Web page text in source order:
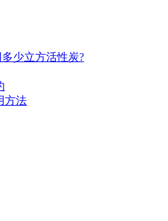
少立方活性炭?
方法